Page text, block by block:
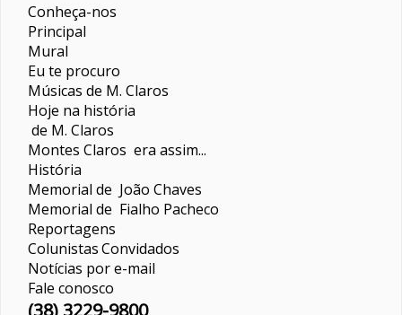
Conheça-nos
Principal
Mural
Eu te procuro
Músicas de M. Claros
Hoje na história
de M. Claros
Montes Claros era assim...
História
Memorial de João Chaves
Memorial de Fialho Pacheco
Reportagens
ColunistasConvidados
Notícias por e-mail
Fale conosco
(38) 3229-9800